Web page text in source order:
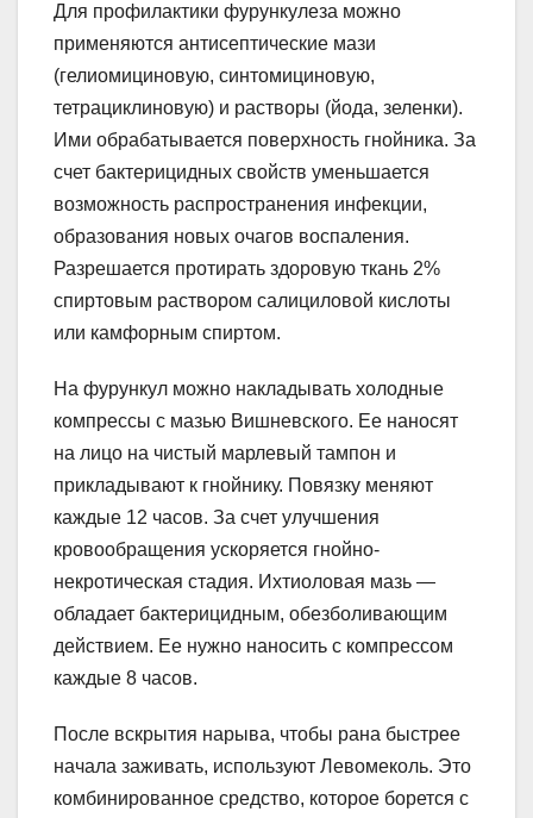
Для профилактики фурункулеза можно
применяются антисептические мази
(гелиомициновую, синтомициновую,
тетрациклиновую) и растворы (йода, зеленки).
Ими обрабатывается поверхность гнойника. За
счет бактерицидных свойств уменьшается
возможность распространения инфекции,
образования новых очагов воспаления.
Разрешается протирать здоровую ткань 2%
спиртовым раствором салициловой кислоты
или камфорным спиртом.
На фурункул можно накладывать холодные
компрессы с мазью Вишневского. Ее наносят
на лицо на чистый марлевый тампон и
прикладывают к гнойнику. Повязку меняют
каждые 12 часов. За счет улучшения
кровообращения ускоряется гнойно-
некротическая стадия. Ихтиоловая мазь —
обладает бактерицидным, обезболивающим
действием. Ее нужно наносить с компрессом
каждые 8 часов.
После вскрытия нарыва, чтобы рана быстрее
начала заживать, используют Левомеколь. Это
комбинированное средство, которое борется с